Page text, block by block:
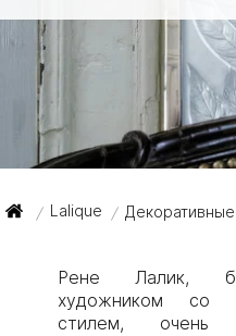
/ Lalique /
Рене Лалик,
художником со
стилем, очень